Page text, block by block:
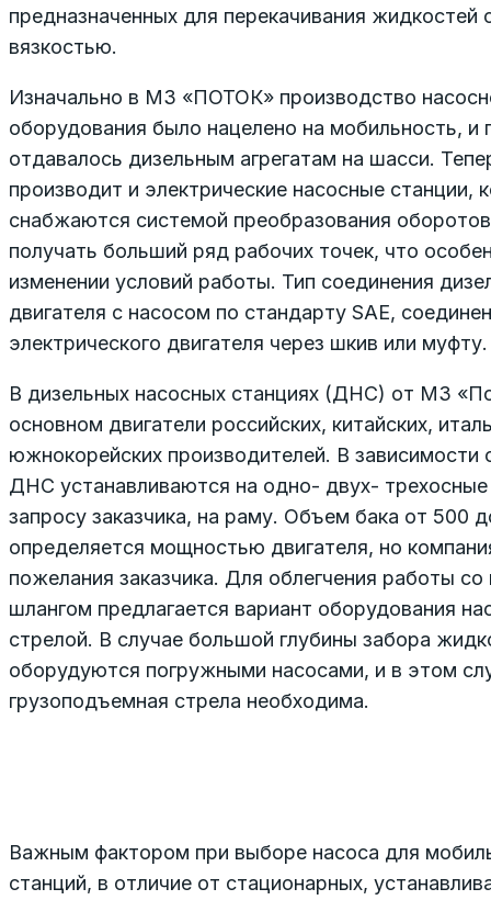
предназначенных для перекачивания жидкостей
вязкостью.
Изначально в МЗ «ПОТОК» производство
оборудования было нацелено на мобильность, и
отдавалось дизельным агрегатам на шасси.
производит и электрические насосные станции,
снабжаются системой преобразования
получать больший ряд рабочих точек, что
изменении условий работы. Тип соединения
двигателя с насосом по стандарту SAE,
электрического двигателя через шкив или муфту.
В дизельных насосных станциях (ДНС) от МЗ
основном двигатели российских, китайских,
южнокорейских производителей. В зависимости
ДНС устанавливаются на одно- двух-
запросу заказчика, на раму. Объем бака от 500
определяется мощностью двигателя, но
пожелания заказчика. Для облегчения работы
шлангом предлагается вариант оборудования
стрелой. В случае большой глубины забора
оборудуются погружными насосами, и в этом
грузоподъемная стрела необходима.
Важным фактором при выборе насоса для
станций, в отличие от стационарных,